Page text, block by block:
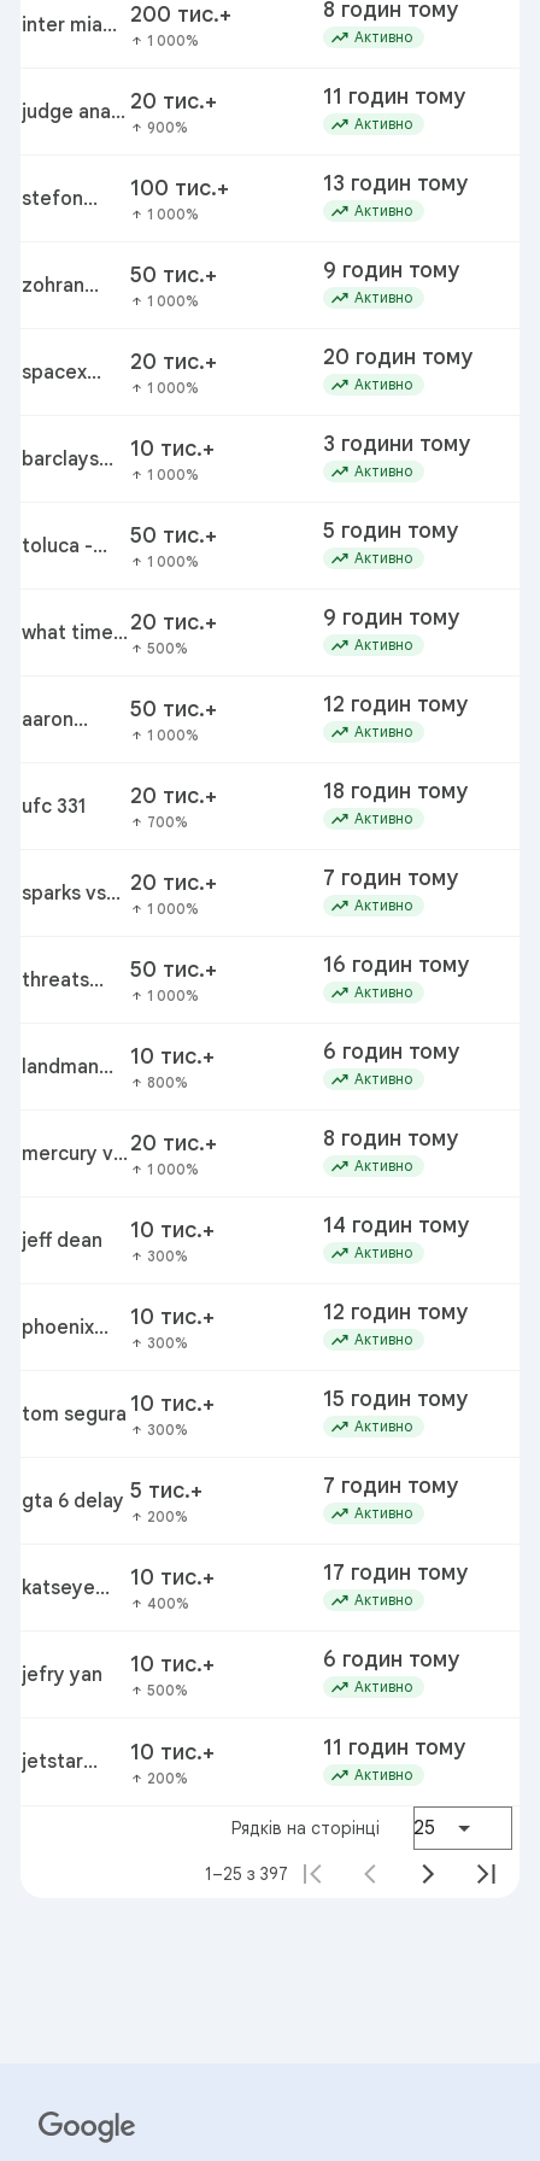
inter miami
200 тис.+
arrow_upward 1 000%
8 годин тому
trending_up Активно
judge ana
20 тис.+
arrow_upward 900%
11 годин тому
trending_up Активно
stefon
100 тис.+
arrow_upward 1 000%
13 годин тому
trending_up Активно
zohran
50 тис.+
arrow_upward 1 000%
9 годин тому
trending_up Активно
spacex
the moon
20 тис.+
arrow_upward 1 000%
20 годин тому
trending_up Активно
barclays
10 тис.+
arrow_upward 1 000%
3 години тому
trending_up Активно
toluca -
50 тис.+
arrow_upward 1 000%
5 годин тому
trending_up Активно
what time
the walter
20 тис.+
arrow_upward 500%
9 годин тому
trending_up Активно
aaron
50 тис.+
arrow_upward 1 000%
12 годин тому
trending_up Активно
ufc 331 20 тис.+
arrow_upward 700%
18 годин тому
trending_up Активно
sparks vs
20 тис.+
arrow_upward 1 000%
7 годин тому
trending_up Активно
threats
judges
50 тис.+
arrow_upward 1 000%
16 годин тому
trending_up Активно
landman
taylor
10 тис.+
arrow_upward 800%
6 годин тому
trending_up Активно
mercury vs 20 тис.+
arrow_upward 1 000%
8 годин тому
trending_up Активно
jeff dean 10 тис.+
arrow_upward 300%
14 годин тому
trending_up Активно
phoenix
10 тис.+
arrow_upward 300%
12 годин тому
trending_up Активно
tom segura 10 тис.+
arrow_upward 300%
15 годин тому
trending_up Активно
gta 6 delay 5 тис.+
arrow_upward 200%
7 годин тому
trending_up Активно
katseye
10 тис.+
arrow_upward 400%
17 годин тому
trending_up Активно
jefry yan 10 тис.+
arrow_upward 500%
6 годин тому
trending_up Активно
jetstar
10 тис.+
arrow_upward 200%
11 годин тому
trending_up Активно
Рядків на сторінці 25
1–25 з 397